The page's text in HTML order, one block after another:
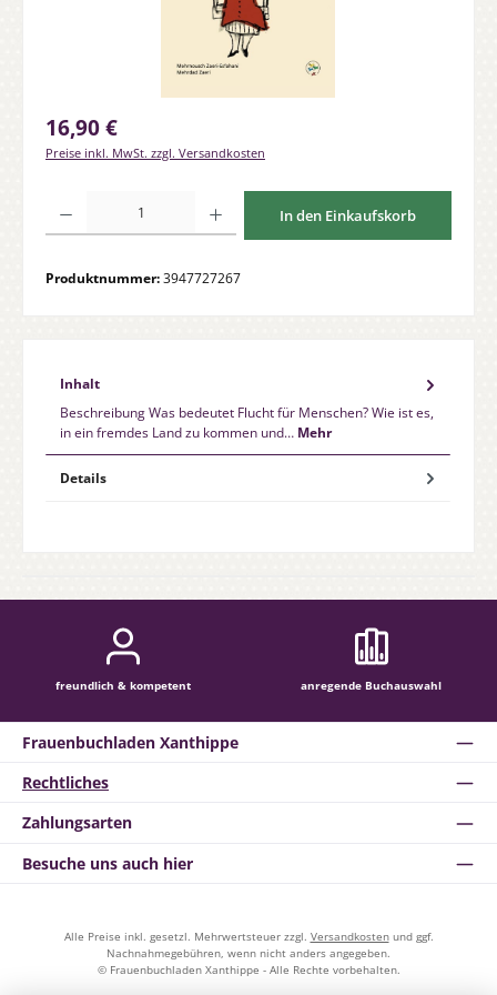
Regulärer Preis:
16,90 €
Preise inkl. MwSt. zzgl. Versandkosten
In den Einkaufskorb
Produktnummer:3947727267
Inhalt
Beschreibung Was bedeutet Flucht für Menschen? Wie ist es,
in ein fremdes Land zu kommen und… Mehr
Details
freundlich & kompetent anregende Buchauswahl
Rechtliches
Zahlungsarten
Besuche uns auch hier
Frauenbuchladen Xanthippe
Alle Preise inkl. gesetzl. Mehrwertsteuer zzgl. Versandkostenund ggf.
Nachnahmegebühren, wenn nicht anders angegeben.
© Frauenbuchladen Xanthippe - Alle Rechte vorbehalten.